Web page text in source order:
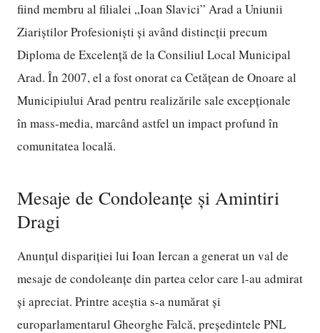
fiind membru al filialei „Ioan Slavici” Arad a Uniunii
Ziariștilor Profesioniști și având distincții precum
Diploma de Excelență de la Consiliul Local Municipal
Arad. În 2007, el a fost onorat ca Cetățean de Onoare al
Municipiului Arad pentru realizările sale excepționale
în mass-media, marcând astfel un impact profund în
comunitatea locală.
Mesaje de Condoleanțe și Amintiri
Dragi
Anunțul dispariției lui Ioan Iercan a generat un val de
mesaje de condoleanțe din partea celor care l-au admirat
și apreciat. Printre aceștia s-a numărat și
europarlamentarul Gheorghe Falcă, președintele PNL